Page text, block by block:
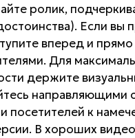
ролик,
Если вы
вперед и
Для
держите
направляющими
посетителей к
В хороших